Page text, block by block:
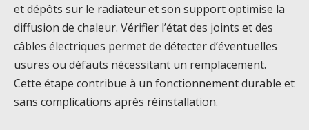
et dépôts sur le radiateur et son support optimise la
diffusion de chaleur. Vérifier l’état des joints et des
câbles électriques permet de détecter d’éventuelles
usures ou défauts nécessitant un remplacement.
Cette étape contribue à un fonctionnement durable et
sans complications après réinstallation.